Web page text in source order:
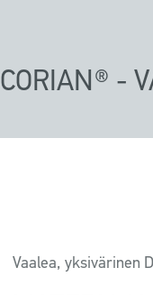
CORIAN® -
Vaalea, yksivärinen